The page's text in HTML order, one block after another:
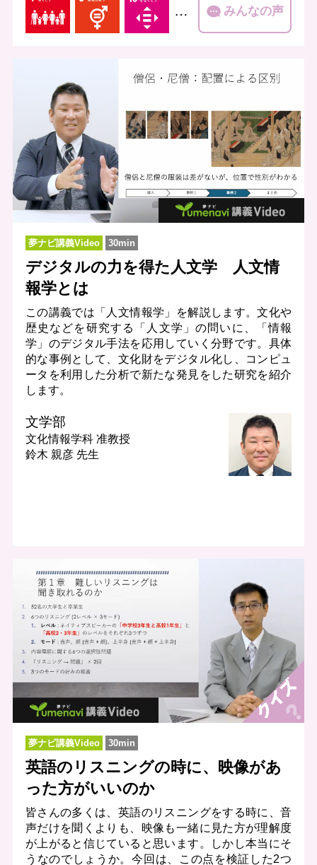
… みんなの声
夢ナビ講義Video 30min
デジタルの力を得た人文学 人文情
報学とは
この講義では「人文情報学」を解説します。文化や
歴史などを研究する「人文学」の問いに、「情報
学」のデジタル手法を応用していく分野です。具体
的な事例として、文化財をデジタル化し、コンピュ
ータを利用した分析で新たな発見をした研究を紹介
します。
文学部
文化情報学科 准教授
鈴木 親彦 先生
夢ナビ講義Video 30min
英語のリスニングの時に、映像があ
った方がいいのか
皆さんの多くは、英語のリスニングをする時に、音
声だけを聞くよりも、映像も一緒に見た方が理解度
が上がると信じていると思います。しかし本当にそ
うなのでしょうか。今回は、この点を検証した2つ